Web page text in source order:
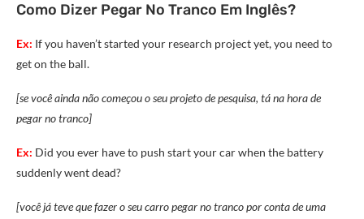
Como Dizer Pegar No Tranco Em Inglês?
Ex: If you haven’t started your research project yet, you need to
get on the ball.
[se você ainda não começou o seu projeto de pesquisa, tá na hora de
pegar no tranco]
Ex: Did you ever have to push start your car when the battery
suddenly went dead?
[você já teve que fazer o seu carro pegar no tranco por conta de uma